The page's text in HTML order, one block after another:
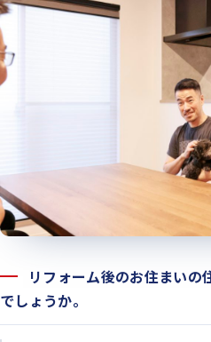
リフォーム後のお住まい
でしょうか。